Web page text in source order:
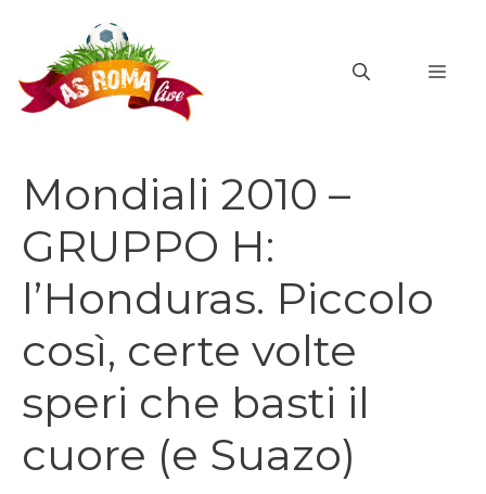
contenuto
Mondiali 2010 –
GRUPPO H:
l’Honduras. Piccolo
così, certe volte
speri che basti il
cuore (e Suazo)